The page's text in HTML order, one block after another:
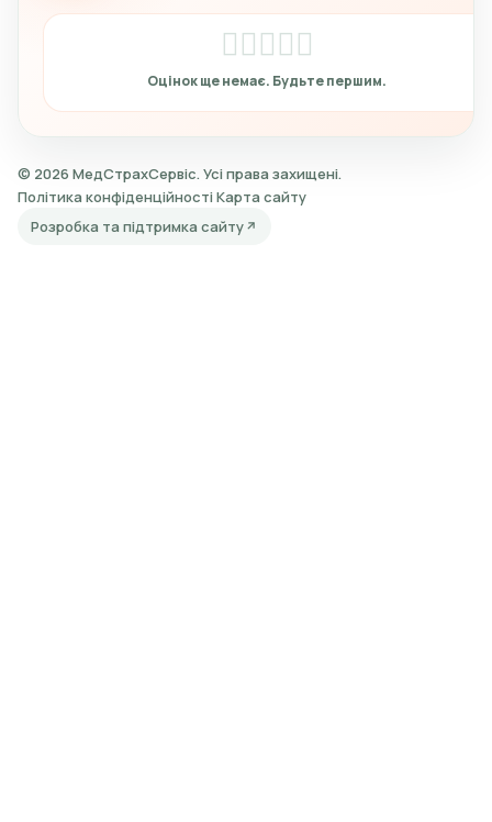
© 2026 МедСтрахСервіс. Усі права захищені.
Політика конфіденційності Карта сайту
Розробка та підтримка сайту